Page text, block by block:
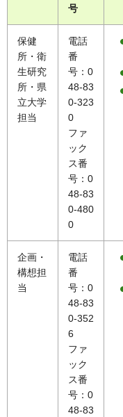
号
保健
所・衛
生研究
所・県
立大学
担当
電話
番
号：0
48-83
0-323
0
ファ
ック
ス番
号：0
48-83
0-480
0
企画・
構想担
当
電話
番
号：0
48-83
0-352
6
ファ
ック
ス番
号：0
48-83